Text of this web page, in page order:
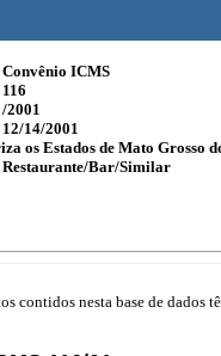
Convênio ICMS
116
/2001
12/14/2001
os Estados de Mato Grosso
Restaurante/Bar/Similar
contidos nesta base de dados